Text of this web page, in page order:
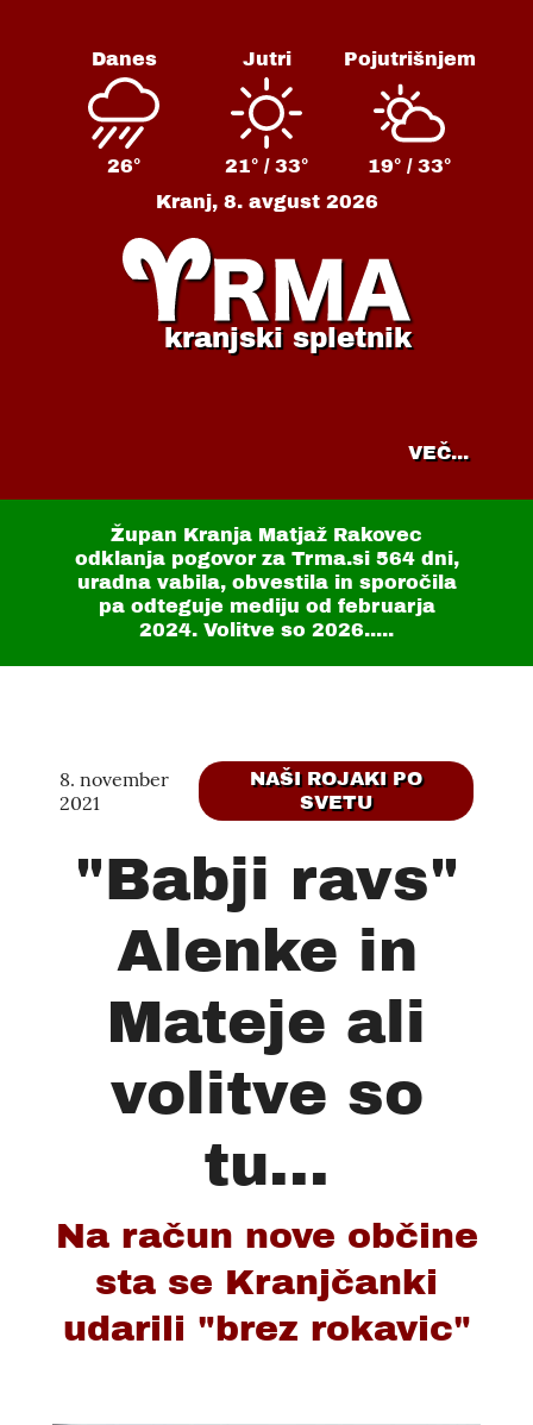
Danes
26°
Jutri
21° / 33°
Pojutrišnjem
19° / 33°
Kranj, 8. avgust 2026
kranjski spletnik
VEČ...
Župan Kranja Matjaž Rakovec
odklanja pogovor za Trma.si 564 dni,
uradna vabila, obvestila in sporočila
pa odteguje mediju od februarja
2024. Volitve so 2026.....
8. november
2021
NAŠI ROJAKI PO
SVETU
"Babji ravs"
Alenke in
Mateje ali
volitve so
tu...
Na račun nove občine
sta se Kranjčanki
udarili "brez rokavic"